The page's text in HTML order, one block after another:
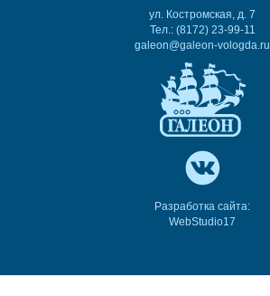
ул. Костромская, д. 7
Тел.: (8172) 23-99-11
galeon@galeon-vologda.ru
Разработка сайта:
WebStudio17